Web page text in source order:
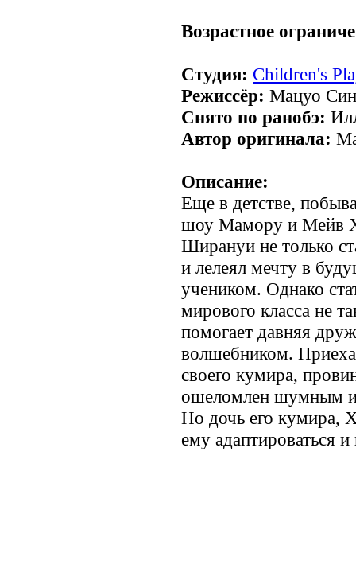
Возрастное
Студия: Children's
Режиссёр: Мацуо Син
Снято по ранобэ:
Автор оригинала:
Описание:
Еще в детстве,
шоу Мамору и Мейв
Ширануи не только
и лелеял мечту в
учеником. Однако
мирового класса не
помогает давняя
волшебником.
своего кумира,
ошеломлен шумным
Но дочь его кумира,
ему адаптироваться